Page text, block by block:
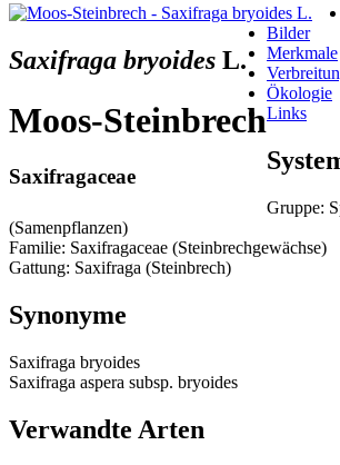
Saxifraga bryoides L.
Moos-Steinbrech
Saxifragaceae
Bilder
Merkmale
Ökologie
Links
Gruppe:
(Samenpflanzen)
Familie: Saxifragaceae (Steinbrechgewächse)
Gattung: Saxifraga (Steinbrech)
Synonyme
Saxifraga bryoides
Saxifraga aspera subsp. bryoides
Verwandte Arten